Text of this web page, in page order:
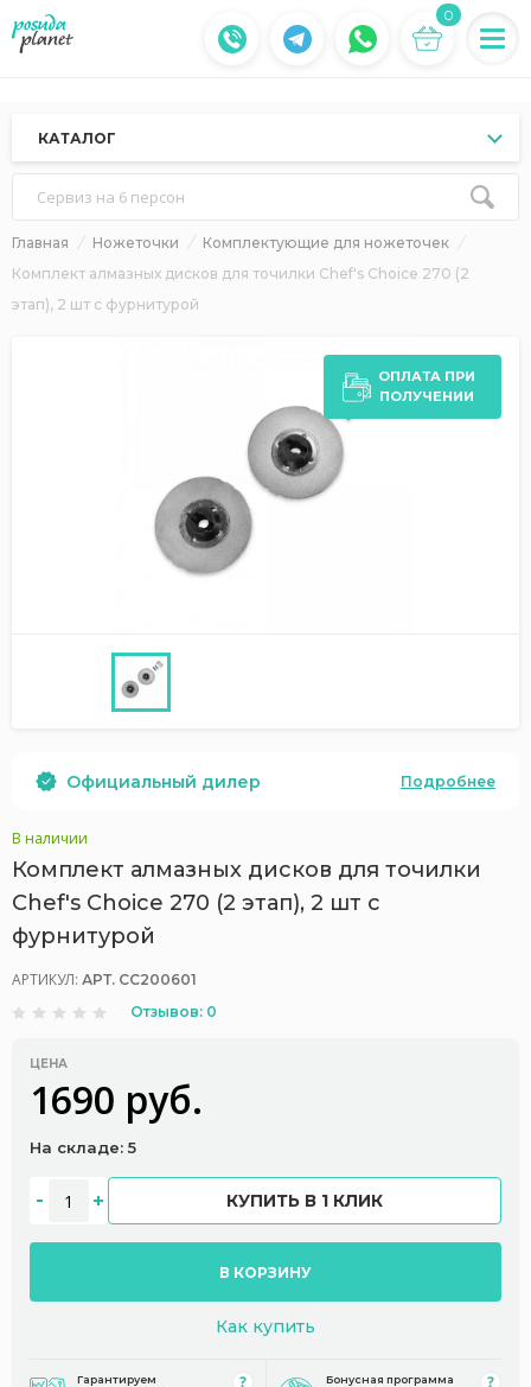
0
КАТАЛОГ
Сервиз на 6 персон
Главная Ножеточки
Комплектующие для ножеточек
Комплект алмазных дисков для точилки Chef's Choice 270 (2
этап), 2 шт c фурнитурой
ОПЛАТА ПРИ
ПОЛУЧЕНИИ
Официальный дилер Подробнее
В наличии
Комплект алмазных дисков для точилки
Chef's Choice 270 (2 этап), 2 шт c
фурнитурой
АРТИКУЛ: АРТ. CC200601
Отзывов: 0
ЦЕНА
1690 руб.
На складе: 5
КУПИТЬ В 1 КЛИК
В КОРЗИНУ
Как купить
Гарантируем
Бонусная программа